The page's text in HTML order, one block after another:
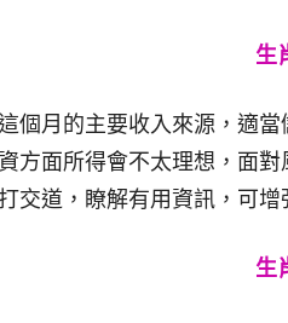
生
個月的主要收入來源，適
方面所得會不太理想，面
交道，瞭解有用資訊，可增
生